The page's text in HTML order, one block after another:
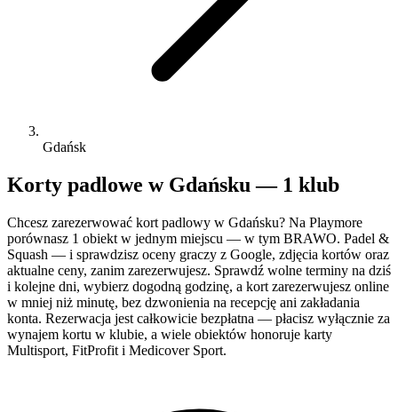
Gdańsk
Korty padlowe w Gdańsku — 1 klub
Chcesz zarezerwować kort padlowy w Gdańsku? Na Playmore
porównasz 1 obiekt w jednym miejscu — w tym BRAWO. Padel &
Squash — i sprawdzisz oceny graczy z Google, zdjęcia kortów oraz
aktualne ceny, zanim zarezerwujesz. Sprawdź wolne terminy na dziś
i kolejne dni, wybierz dogodną godzinę, a kort zarezerwujesz online
w mniej niż minutę, bez dzwonienia na recepcję ani zakładania
konta. Rezerwacja jest całkowicie bezpłatna — płacisz wyłącznie za
wynajem kortu w klubie, a wiele obiektów honoruje karty
Multisport, FitProfit i Medicover Sport.